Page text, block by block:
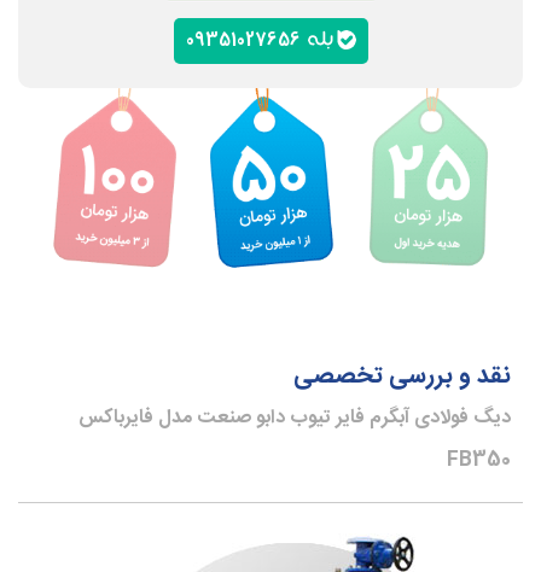
نقد و بررسی تخصصی
دیگ فولادی آبگرم فایر تیوب دابو صنعت مدل فایرباکس
FB350